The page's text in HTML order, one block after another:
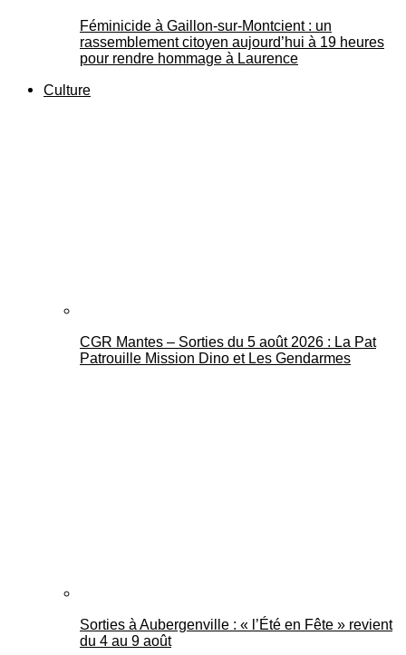
Féminicide à Gaillon‑sur‑Montcient : un
rassemblement citoyen aujourd’hui à 19 heures
pour rendre hommage à Laurence
Culture
CGR Mantes – Sorties du 5 août 2026 : La Pat
Patrouille Mission Dino et Les Gendarmes
Sorties à Aubergenville : « l’Été en Fête » revient
du 4 au 9 août